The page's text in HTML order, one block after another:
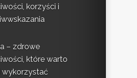
korzyści i
– zdrowe
które warto
wykorzystać